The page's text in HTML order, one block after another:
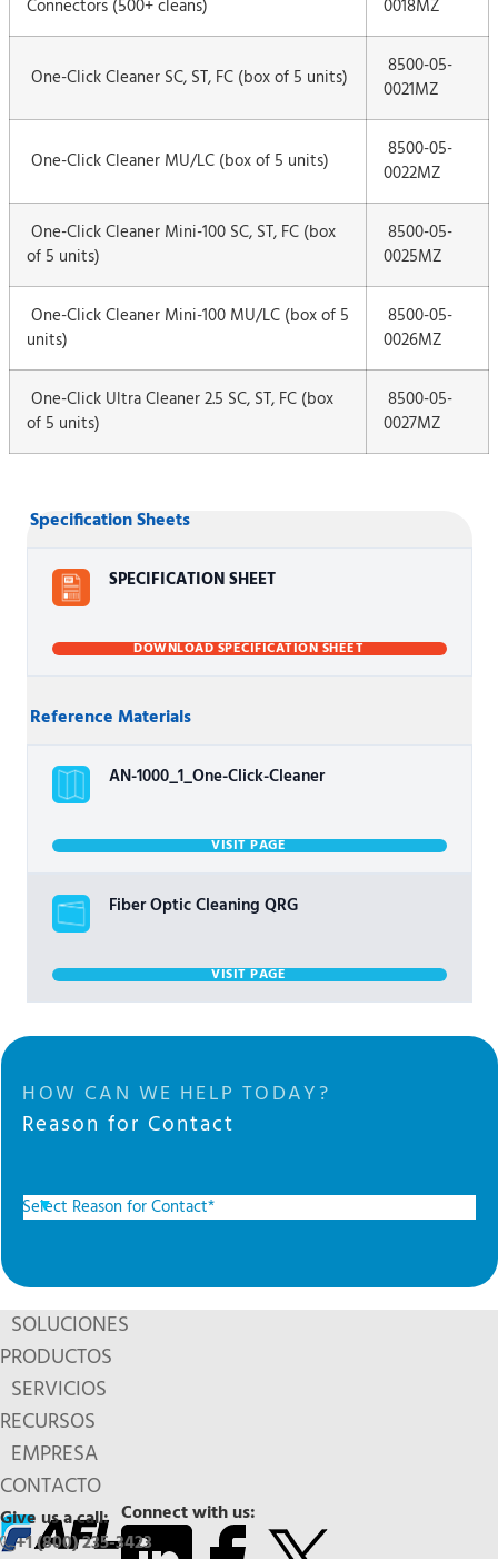
Connectors (500+ cleans) 0018MZ
One-Click Cleaner SC, ST, FC (box of 5 units)
8500-05-
0021MZ
One-Click Cleaner MU/LC (box of 5 units)
8500-05-
0022MZ
One-Click Cleaner Mini-100 SC, ST, FC (box
of 5 units)
8500-05-
0025MZ
One-Click Cleaner Mini-100 MU/LC (box of 5
units)
8500-05-
0026MZ
One-Click Ultra Cleaner 2.5 SC, ST, FC (box
of 5 units)
8500-05-
0027MZ
Specification Sheets
SPECIFICATION SHEET
DOWNLOAD SPECIFICATION SHEET
Reference Materials
AN-1000_1_One-Click-Cleaner
VISIT PAGE
Fiber Optic Cleaning QRG
VISIT PAGE
HOW CAN WE HELP TODAY?
Reason for Contact
SOLUCIONES
PRODUCTOS
SERVICIOS
RECURSOS
EMPRESA
CONTACTO
Connect with us:
Give us a call:
+1 (800) 235-3423